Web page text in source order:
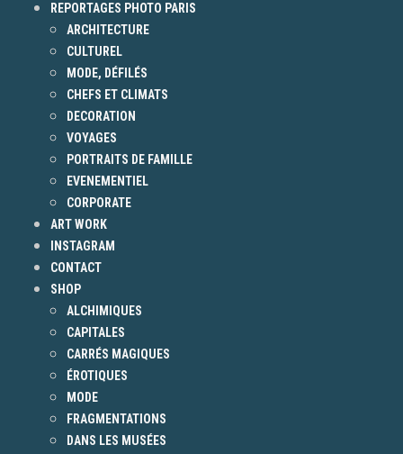
REPORTAGES PHOTO PARIS
ARCHITECTURE
CULTUREL
MODE, DÉFILÉS
CHEFS ET CLIMATS
DECORATION
VOYAGES
PORTRAITS DE FAMILLE
EVENEMENTIEL
CORPORATE
ART WORK
INSTAGRAM
CONTACT
SHOP
ALCHIMIQUES
CAPITALES
CARRÉS MAGIQUES
ÉROTIQUES
MODE
FRAGMENTATIONS
DANS LES MUSÉES